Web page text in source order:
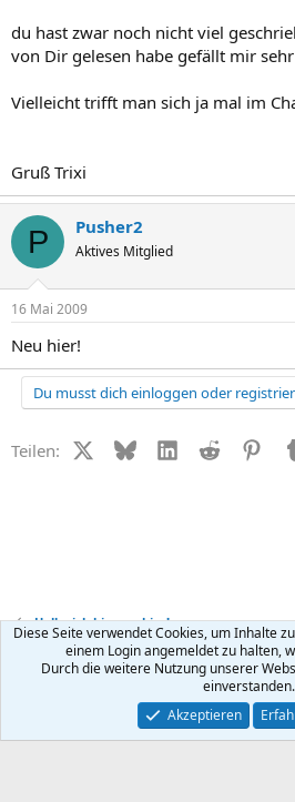
du hast zwar noch nicht viel
von Dir gelesen habe gefällt mir
Vielleicht trifft man sich ja mal im
Gruß Trixi
P Pusher2
Aktives Mitglied
16 Mai 2009
Neu hier!
Du musst dich einloggen oder
Teilen: X (Twitter)
BlueskyLinkedIn
Reddit
Hallo, ich bin neu hier!
Kontakt Nutzungsbedingungen
Community platform by XenForo ® © 2010-2026
Diese Seite verwendet Cookies, um Inhalte
einem Login angemeldet zu halten,
Durch die weitere Nutzung unserer
einverstanden.
Akzeptieren